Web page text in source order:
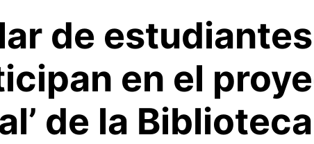
de estudiantes
en el
de la